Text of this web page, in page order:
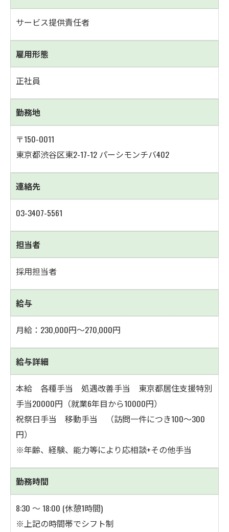
サービス提供責任者
雇用形態
正社員
勤務地
〒150-0011
東京都渋谷区東2-17-12 パーシモンチバ402
連絡先
03-3407-5561
担当者
採用担当者
給与
月給：230,000円～270,000円
給与詳細
本給 各種手当 処遇改善手当 東京都居住支援特別
手当20000円（就業6年目から10000円）
祝祭日手当 移動手当 （訪問一件につき100～300
円）
※年齢、経験、能力等により応相談+その他手当
勤務時間
8:30 ～ 18:00 (休憩1時間)
※上記の時間帯でシフト制